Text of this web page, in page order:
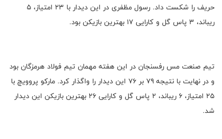
حریف را شکست داد. رسول مظفری در این دیدار با ۲۳ امتیاز، ۵
ریباند، ۳ پاس گل و کارایی ۱۷ بهترین بازیکن بود.
تیم صنعت مس رفسنجان در این هفته مهمان تیم فولاد هرمزگان بود
و در نهایت با نتیجه ۷۹ بر ۷۶ این دیدار را واگذار کرد. مارکو پروویچ با
۲۵ امتیاز، ۶ ریباند، ۲ پاس گل و کارایی ۲۶ بهترین بازیکن این دیدار
شد.